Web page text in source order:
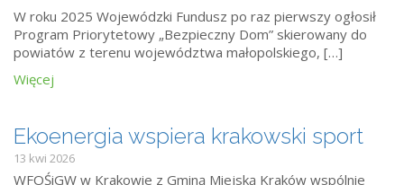
W roku 2025 Wojewódzki Fundusz po raz pierwszy ogłosił
Program Priorytetowy „Bezpieczny Dom” skierowany do
powiatów z terenu województwa małopolskiego, […]
Więcej
Ekoenergia wspiera krakowski sport
13 kwi 2026
WFOŚiGW w Krakowie z Gminą Miejską Kraków wspólnie